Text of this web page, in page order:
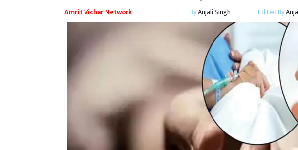
Amrit Vichar Network ByAnjali Singh Edited By